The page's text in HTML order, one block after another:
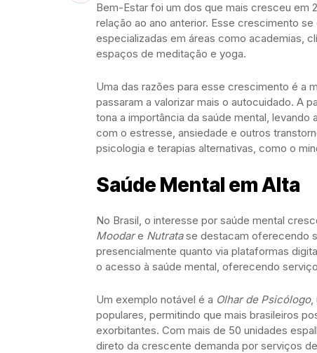
Bem-Estar foi um dos que mais cresceu em
relação ao ano anterior. Esse crescimento
especializadas em áreas como academias,
espaços de meditação e yoga.
Uma das razões para esse crescimento é a
passaram a valorizar mais o autocuidado. A
tona a importância da saúde mental,
com o estresse, ansiedade e outros
psicologia e terapias alternativas, como o
Saúde Mental em Alta
No Brasil, o interesse por saúde mental
Moodare Nutratase destacam oferecendo
presencialmente quanto via plataformas
o acesso à saúde mental, oferecendo
Um exemplo notável é a Olhar de Psicólogo,
populares, permitindo que mais brasileiros
exorbitantes. Com mais de 50 unidades
direto da crescente demanda por serviços